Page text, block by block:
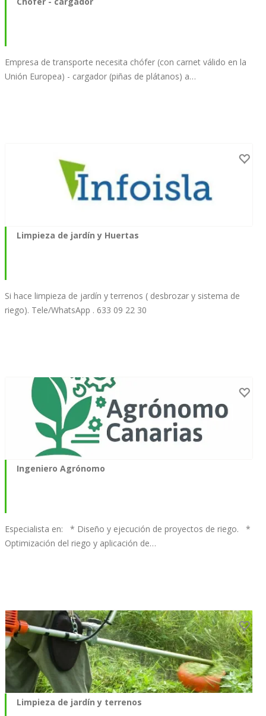
Empresa de transporte necesita chófer (con carnet válido en la
Unión Europea) - cargador (piñas de plátanos) a…
Limpieza de jardín y Huertas
Si hace limpieza de jardín y terrenos ( desbrozar y sistema de
riego). Tele/WhatsApp . 633 09 22 30
Ingeniero Agrónomo
Especialista en: * Diseño y ejecución de proyectos de riego. *
Optimización del riego y aplicación de…
Limpieza de jardín y terrenos